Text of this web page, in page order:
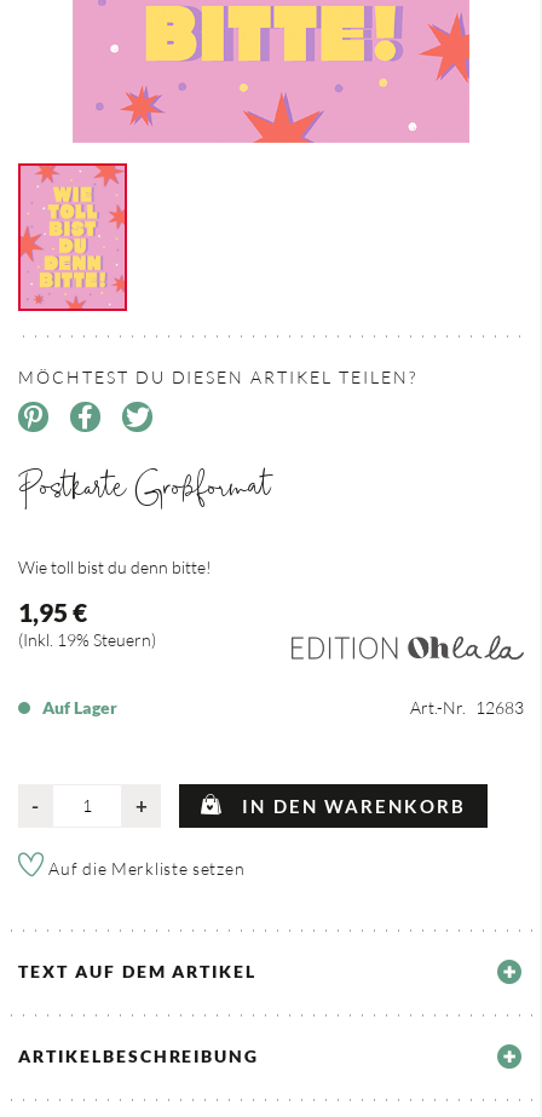
Postkarte Großformat
Wie toll bist du denn bitte!
1,95 €
Inkl. 19% Steuern
Auf Lager Art.-Nr. 12683
- + IN DEN WARENKORB
Auf die Merkliste setzen
TEXT AUF DEM ARTIKEL
ARTIKELBESCHREIBUNG
MÖCHTEST DU DIESEN ARTIKEL TEILEN?